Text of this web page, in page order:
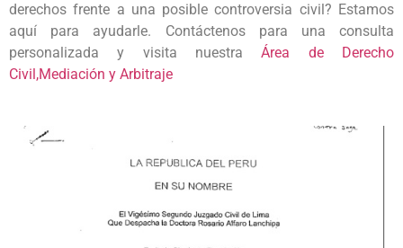
derechos frente a una posible controversia civil? Estamos
aquí para ayudarle. Contáctenos para una consulta
personalizada y visita nuestraÁrea de Derecho
Civil,Mediación y Arbitraje